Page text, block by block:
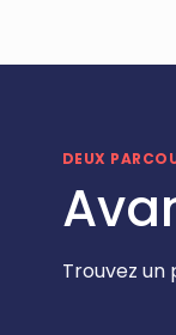
DEUX
Trouvez